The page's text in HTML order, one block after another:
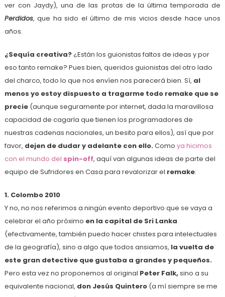
ver con Jaydy), una de las protas de la última temporada de
Perdidos, que ha sido el último de mis vicios desde hace unos
años.
¿Sequía creativa?¿Están los guionistas faltos de ideas y por
eso tanto remake? Pues bien, queridos guionistas del otro lado
del charco, todo lo que nos envíen nos parecerá bien. Sí, al
menos yo estoy dispuesto a tragarme todo remake que se
precie(aunque seguramente por internet, dada la maravillosa
capacidad de cagarla que tienen los programadores de
nuestras cadenas nacionales, un besito para ellos), así que por
favor, dejen de dudar y adelante con ello.Como ya hicimos
con el mundo del spin-off, aquí van algunas ideas de parte del
equipo de Sufridores en Casa para revalorizar el remake:
1. Colombo 2010
Y no, no nos referimos a ningún evento deportivo que se vaya a
celebrar el año próximo en la capital de Sri Lanka
(efectivamente, también puedo hacer chistes para intelectuales
de la geografía), sino a algo que todos ansiamos, la vuelta de
este gran detective que gustaba a grandes y pequeños.
Pero esta vez no proponemos al original Peter Falk, sino a su
equivalente nacional, don Jesús Quintero(a mí siempre se me